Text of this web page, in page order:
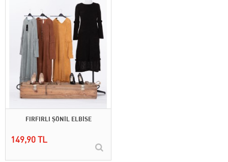
FIRFIRLI ŞÖNİL ELBİSE
149,90 TL